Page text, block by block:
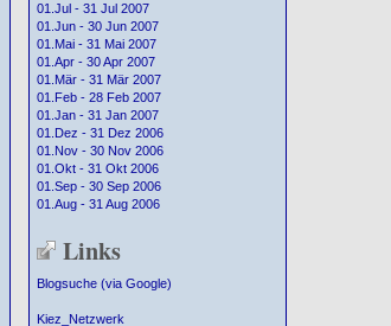
01.Jul - 31 Jul 2007
01.Jun - 30 Jun 2007
01.Mai - 31 Mai 2007
01.Apr - 30 Apr 2007
01.Mär - 31 Mär 2007
01.Feb - 28 Feb 2007
01.Jan - 31 Jan 2007
01.Dez - 31 Dez 2006
01.Nov - 30 Nov 2006
01.Okt - 31 Okt 2006
01.Sep - 30 Sep 2006
01.Aug - 31 Aug 2006
Links
Blogsuche (via Google)
Kiez_Netzwerk